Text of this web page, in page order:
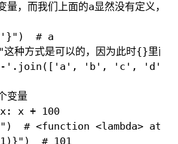
量，而我们上面的a显然没有定义，所
# a
方式是可以的，因为此时{}里面是
'.join(['a', 'b', 'c',
变量
x + 100
<function <lambda> at